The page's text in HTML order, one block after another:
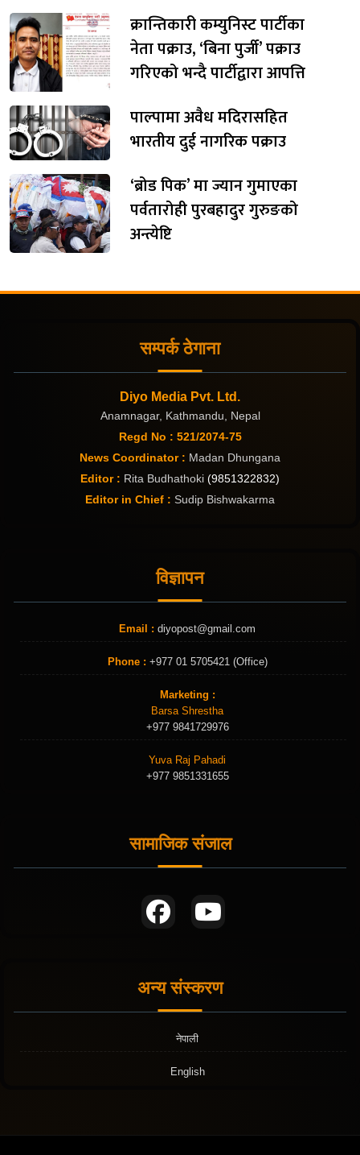
क्रान्तिकारी कम्युनिस्ट पार्टीका
नेता पक्राउ, ‘बिना पुर्जी’ पक्राउ
गरिएको भन्दै पार्टीद्वारा आपत्ति
पाल्पामा अवैध मदिरासहित
भारतीय दुई नागरिक पक्राउ
‘ब्रोड पिक’ मा ज्यान गुमाएका
पर्वतारोही पुरबहादुर गुरुङको
अन्त्येष्टि
सम्पर्क ठेगाना
Diyo Media Pvt. Ltd.
Anamnagar, Kathmandu, Nepal
Regd No : 521/2074-75
News Coordinator : Madan Dhungana
Editor : Rita Budhathoki (9851322832)
Editor in Chief : Sudip Bishwakarma
विज्ञापन
Email : diyopost@gmail.com
Phone : +977 01 5705421 (Office)
Marketing :
Barsa Shrestha
+977 9841729976
Yuva Raj Pahadi
+977 9851331655
सामाजिक संजाल
अन्य संस्करण
नेपाली
English